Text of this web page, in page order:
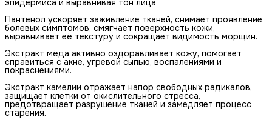
эпидермиса и выравнивая тон лица
Пантенол ускоряет заживление тканей, снимает проявление
болевых симптомов, смягчает поверхность кожи,
выравнивает её текстуру и сокращает видимость морщин.
Экстракт мёда активно оздоравливает кожу, помогает
справиться с акне, угревой сыпью, воспалениями и
покраснениями.
Экстракт камелии отражает напор свободных радикалов,
защищает клетки от окислительного стресса,
предотвращает разрушение тканей и замедляет процесс
старения.